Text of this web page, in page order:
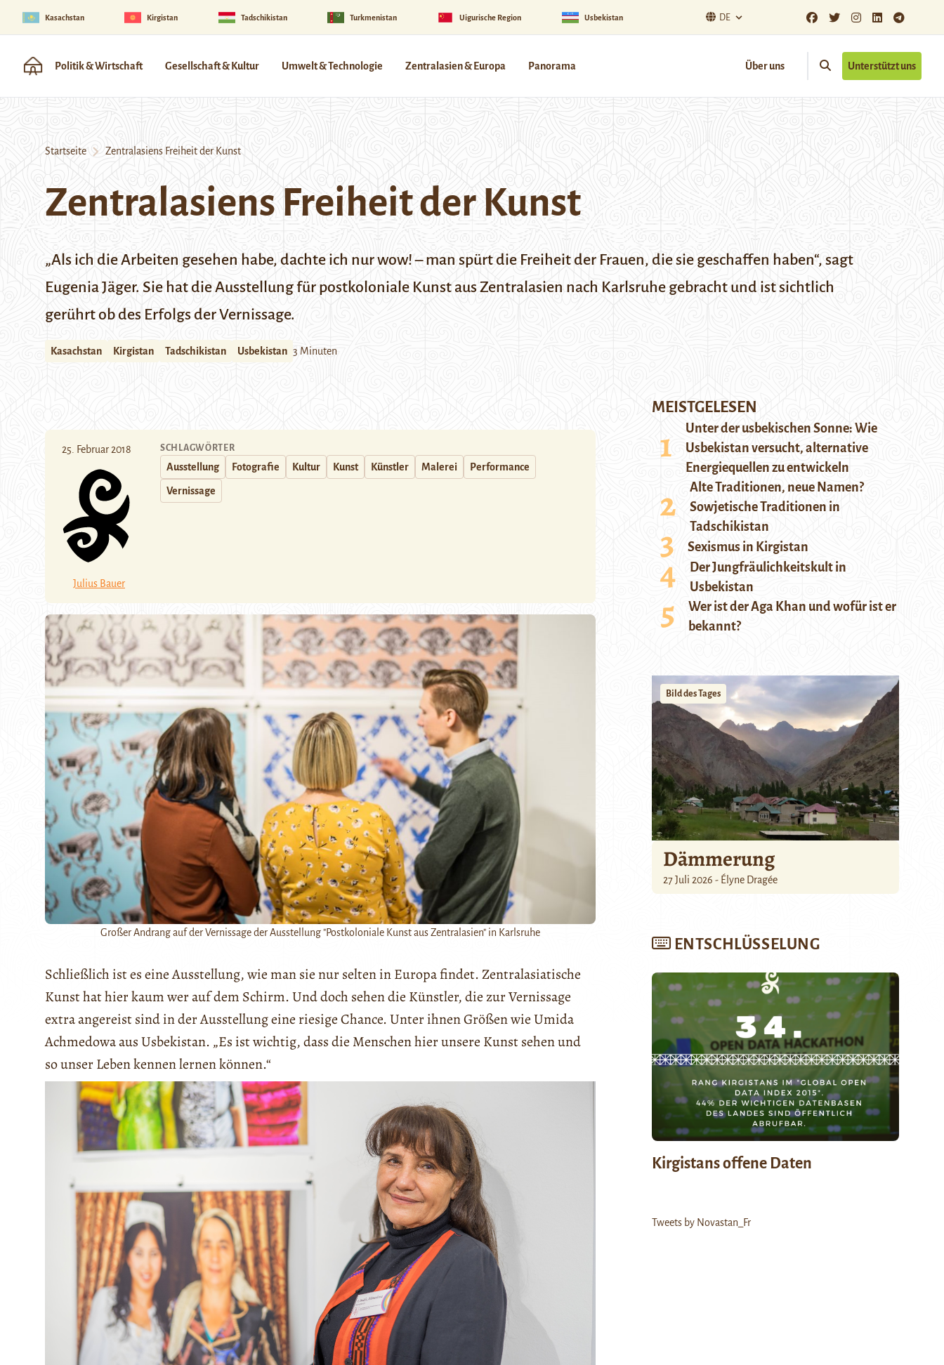
Kasachstan Kirgistan Tadschikistan Turkmenistan Uigurische Region Usbekistan DE
Politik & Wirtschaft Gesellschaft & Kultur Umwelt & Technologie Zentralasien & Europa Panorama Über uns Unterstützt uns
Startseite Zentralasiens Freiheit der Kunst
Zentralasiens Freiheit der Kunst
„Als ich die Arbeiten gesehen habe, dachte ich nur wow! – man spürt die Freiheit der Frauen, die sie geschaffen haben“, sagt
Eugenia Jäger. Sie hat die Ausstellung für postkoloniale Kunst aus Zentralasien nach Karlsruhe gebracht und ist sichtlich
gerührt ob des Erfolgs der Vernissage.
Kasachstan Kirgistan Tadschikistan Usbekistan 3 Minuten
25. Februar 2018
Julius Bauer
SCHLAGWÖRTER
Ausstellung Fotografie Kultur Kunst Künstler Malerei Performance
Vernissage
Großer Andrang auf der Vernissage der Ausstellung "Postkoloniale Kunst aus Zentralasien" in Karlsruhe
Schließlich ist es eine Ausstellung, wie man sie nur selten in Europa findet. Zentralasiatische
Kunst hat hier kaum wer auf dem Schirm. Und doch sehen die Künstler, die zur Vernissage
extra angereist sind in der Ausstellung eine riesige Chance. Unter ihnen Größen wie Umida
Achmedowa aus Usbekistan. „Es ist wichtig, dass die Menschen hier unsere Kunst sehen und
so unser Leben kennen lernen können.“
MEISTGELESEN
Unter der usbekischen Sonne: Wie
Usbekistan versucht, alternative
Energiequellen zu entwickeln
Alte Traditionen, neue Namen?
Sowjetische Traditionen in
Tadschikistan
Sexismus in Kirgistan
Der Jungfräulichkeitskult in
Usbekistan
Wer ist der Aga Khan und wofür ist er
bekannt?
Bild des Tages
Dämmerung
27 Juli 2026 - Élyne Dragée
ENTSCHLÜSSELUNG
Kirgistans offene Daten
Tweets by Novastan_Fr